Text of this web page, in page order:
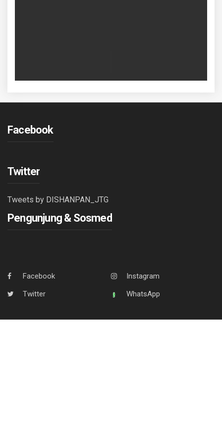
Facebook
Twitter
Tweets by DISHANPAN_JTG
Pengunjung & Sosmed
Facebook
Instagram
Twitter
WhatsApp